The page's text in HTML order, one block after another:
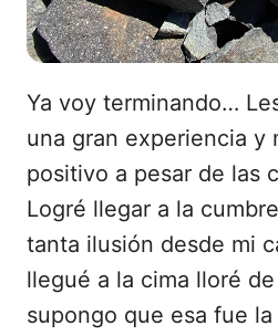
Ya voy terminando…
una gran experiencia y
positivo a pesar de las
Logré llegar a la
tanta ilusión desde mi
llegué a la cima lloré
supongo que esa fue